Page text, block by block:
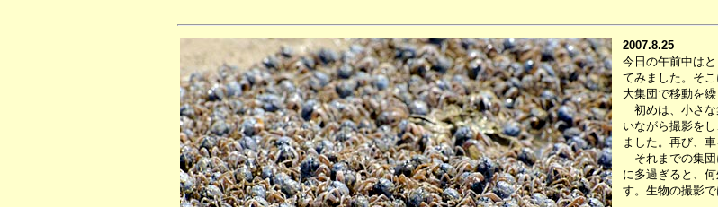
2007.8.25
今日の午前中は
てみました。そ
大集団で移動を
初めは、小さな
いながら撮影を
ました。再び、
それまでの集団
に多過ぎると、
す。生物の撮影